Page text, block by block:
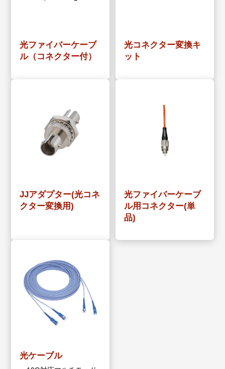
光ファイバーケーブ
ル（コネクター付）
光コネクター変換キ
ット
JJアダプター(光コネ
クター変換用)
光ファイバーケーブ
ル用コネクター(単
品)
光ケーブル